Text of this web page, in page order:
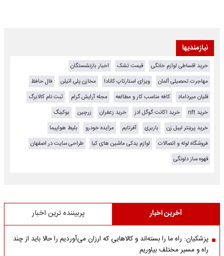
نیازمندیها
خرید اقساطی لوازم خانگی قیمت تشک
اخبار بازنشستگان
مهاجرت تحصیلی آلمان
ویزای استارتاپ کانادا مخازن پلی اتیلن
فال حافظ
قلیان میرداماد
کافه مناسب کار و مطالعه مجله آرایش گرام
ثبت نام کالابرگ
خرید nft
خرید اکانت گوگل ادز خرید زعفران زرچین
بوکینگ
خرید پرینتر لیبل زن
باربری آفرتایم مزایده خودرو
بلیط هواپیما
فروشگاه لوله و اتصالات
لوازم یدکی ماشین های کیا
طراحی سایت در اصفهان
قهوه ساز دلونگی
آخرین اخبار پربیننده ترین اخبار
پزشکیان: راه ما را بسته‌اند و کالاهایی که ارزان می‌آوردیم را حالا باید از چند
راه و مسیر مختلف بیاوریم